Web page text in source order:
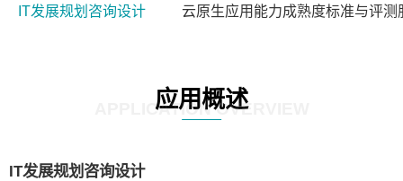
IT发展规划咨询设计 云原生应用能力成熟度标准与评测
应用概述
APPLICATION OVERVIEW
IT发展规划咨询设计